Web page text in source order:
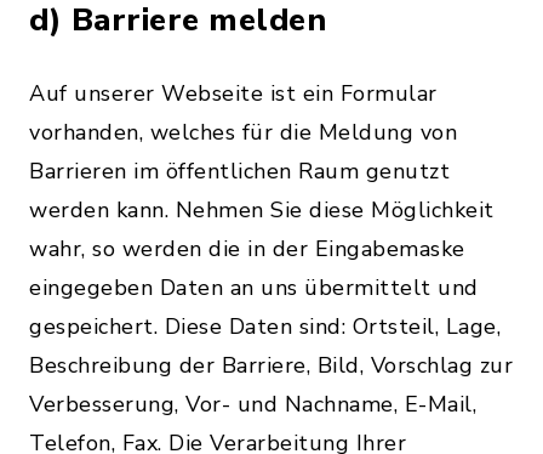
d) Barriere melden
Auf unserer Webseite ist ein Formular
vorhanden, welches für die Meldung von
Barrieren im öffentlichen Raum genutzt
werden kann. Nehmen Sie diese Möglichkeit
wahr, so werden die in der Eingabemaske
eingegeben Daten an uns übermittelt und
gespeichert. Diese Daten sind: Ortsteil, Lage,
Beschreibung der Barriere, Bild, Vorschlag zur
Verbesserung, Vor- und Nachname, E-Mail,
Telefon, Fax. Die Verarbeitung Ihrer